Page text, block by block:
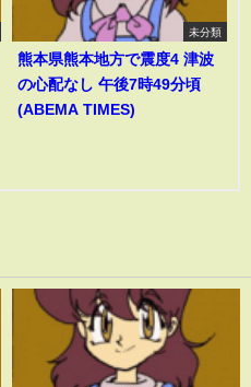
未分類
熊本県熊本地方で震度4 津波
の心配なし 午後7時49分頃
(ABEMA TIMES)